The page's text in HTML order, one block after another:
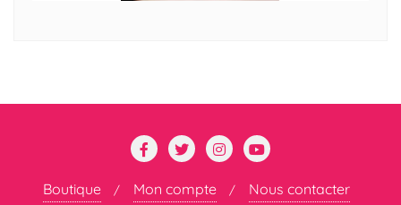
Boutique Mon compte Nous contacter